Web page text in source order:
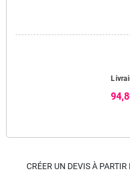
CRÉER UN DEVIS À PARTIR